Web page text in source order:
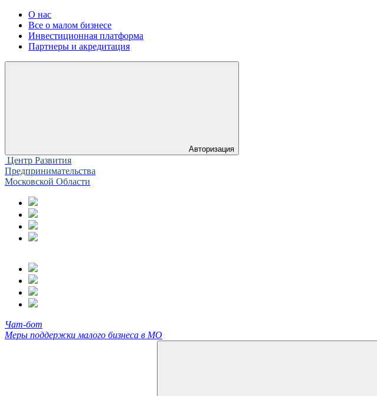
О нас
Все о малом бизнесе
Инвестиционная платформа
Партнеры и акредитация
Авторизация
Центр Развития
Предпринимательства
Московской Области
Чат-бот
Меры поддержки малого бизнеса в МО